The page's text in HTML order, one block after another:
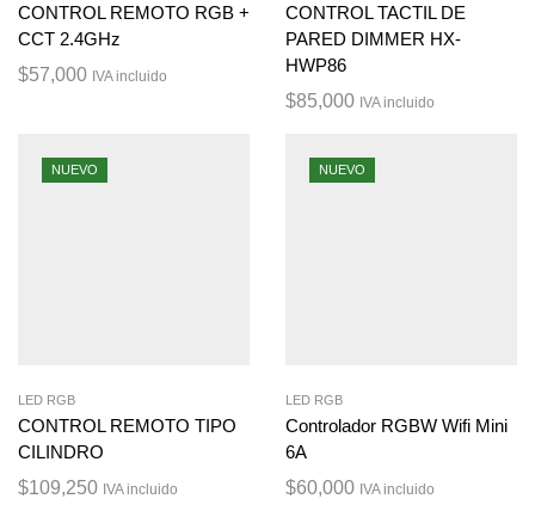
CONTROL REMOTO RGB +
CCT 2.4GHz
$57,000 IVA incluido
CONTROL TACTIL DE
PARED DIMMER HX-
HWP86
$85,000 IVA incluido
NUEVO
LED RGB
CONTROL REMOTO TIPO
CILINDRO
$109,250 IVA incluido
NUEVO
LED RGB
Controlador RGBW Wifi Mini
6A
$60,000 IVA incluido